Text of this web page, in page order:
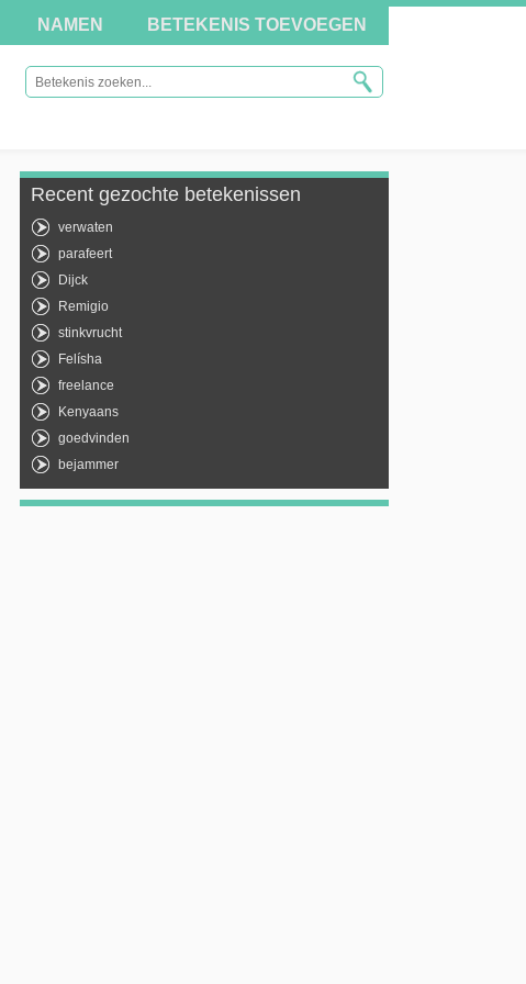
NAMEN BETEKENIS TOEVOEGEN
Recent gezochte betekenissen
verwaten
parafeert
Dijck
Remigio
stinkvrucht
Felísha
freelance
Kenyaans
goedvinden
bejammer